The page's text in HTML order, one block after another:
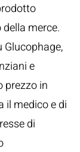
merce.
e
prezzo in
il medico e di
di